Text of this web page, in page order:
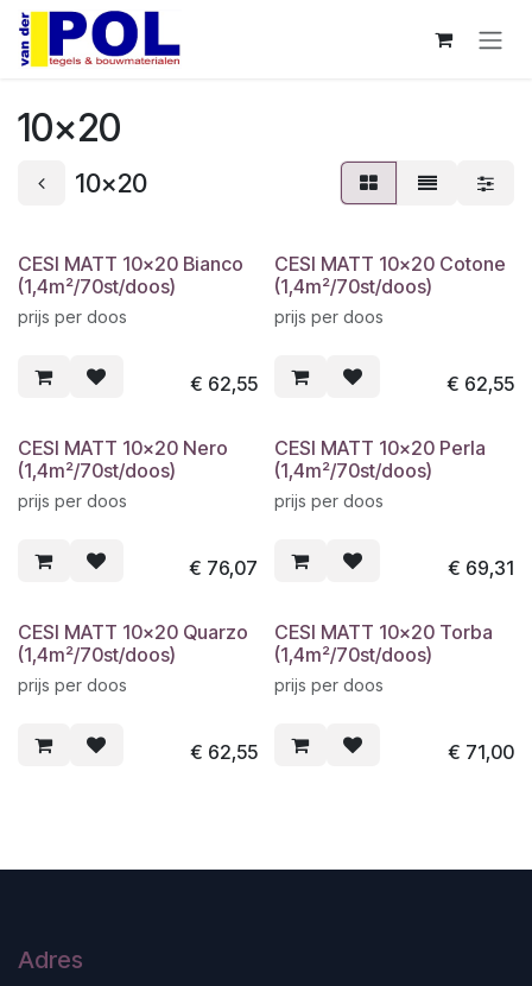
Overslaan naar inhoud
10x20
10x20
CESI MATT 10x20 Bianco
(1,4m²/70st/doos)
prijs per doos
€ 62,55
CESI MATT 10x20 Cotone
(1,4m²/70st/doos)
prijs per doos
€ 62,55
CESI MATT 10x20 Nero
(1,4m²/70st/doos)
prijs per doos
€ 76,07
CESI MATT 10x20 Perla
(1,4m²/70st/doos)
prijs per doos
€ 69,31
CESI MATT 10x20 Quarzo
(1,4m²/70st/doos)
prijs per doos
€ 62,55
CESI MATT 10x20 Torba
(1,4m²/70st/doos)
prijs per doos
€ 71,00
Adres